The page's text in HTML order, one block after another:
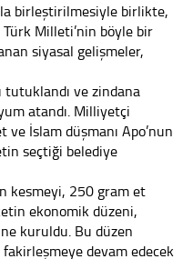
birleştirilmesiyle birlikte,
Milleti’nin böyle bir
siyasal gelişmeler,
tutuklandı ve zindana
atandı. Milliyetçi
İslam düşmanı Apo’nun
seçtiği belediye
kesmeyi, 250 gram et
ekonomik düzeni,
kuruldu. Bu düzen
devam edecek